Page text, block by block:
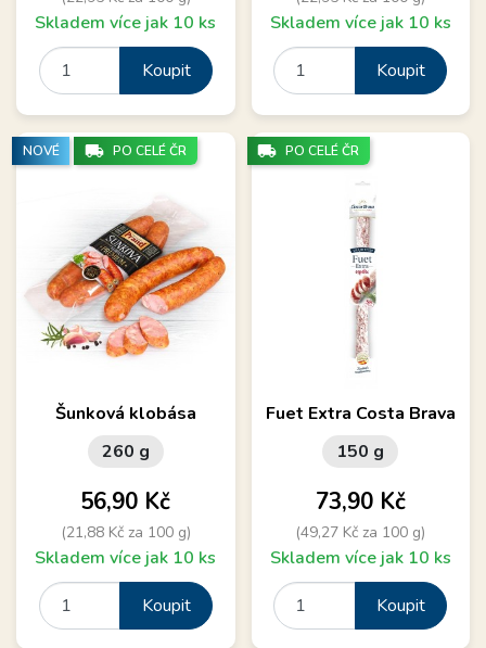
Skladem více jak 10 ks
Koupit
Skladem více jak 10 ks
Koupit
Šunková klobása
260 g
Cena
56,90 Kč
(21,88 Kč za 100 g)
Skladem více jak 10 ks
Koupit
NOVÉ local_shipping PO CELÉ ČR
Fuet Extra Costa Brava
150 g
Cena
73,90 Kč
(49,27 Kč za 100 g)
Skladem více jak 10 ks
Koupit
local_shipping PO CELÉ ČR